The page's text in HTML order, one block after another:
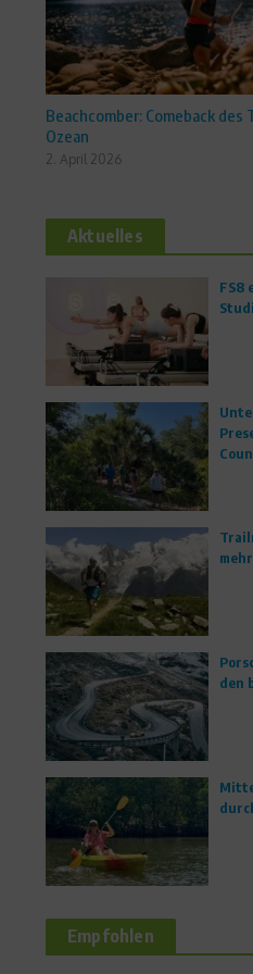
Beachcomber: Comeback
Ozean
2. April 2026
Aktuelles
FS8
den
Empfohlen